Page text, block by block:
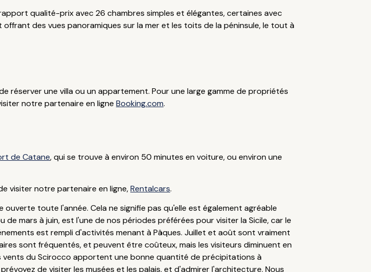
qualité-prix avec 26 chambres simples et élégantes, certaines avec
des vues panoramiques sur la mer et les toits de la péninsule, le tout à
réserver une villa ou un appartement. Pour une large gamme de propriétés
notre partenaire en ligne Booking.com.
de Catane, qui se trouve à environ 50 minutes en voiture, ou environ une
visiter notre partenaire en ligne,Rentalcars.
toute l'année. Cela ne signifie pas qu'elle est également agréable
mars à juin, est l'une de nos périodes préférées pour visiter la Sicile, car le
est rempli d'activités menant à Pâques. Juillet et août sont vraiment
sont fréquentés, et peuvent être coûteux, mais les visiteurs diminuent en
vents du Scirocco apportent une bonne quantité de précipitations à
de visiter les musées et les palais, et d'admirer l'architecture. Nous